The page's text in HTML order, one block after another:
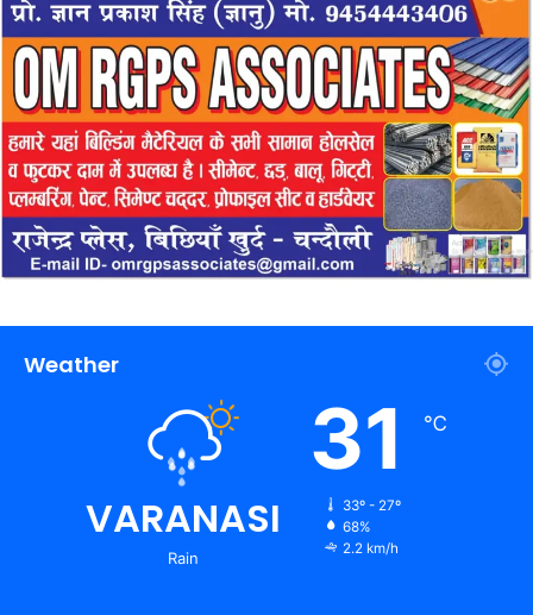
Weather
VARANASI
Rain
31 ℃
33º - 27º
68%
2.2 km/h